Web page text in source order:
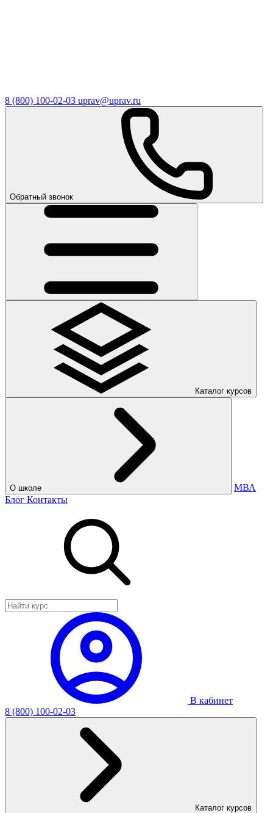
8 (800) 100-02-03 uprav@uprav.ru
Обратный звонок
Каталог курсов
О школе
МВА
Блог Контакты
В кабинет
8 (800) 100-02-03
Каталог курсов